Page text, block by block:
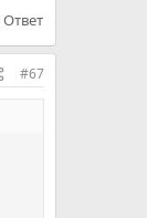
Ответ
#67